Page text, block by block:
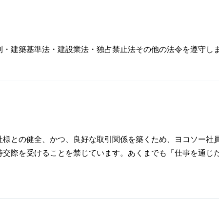
建築基準法・建設業法・独占禁止法その他の法令を遵守し
との健全、かつ、良好な取引関係を築くため、ヨコソー社
際を受けることを禁じています。あくまでも「仕事を通じ